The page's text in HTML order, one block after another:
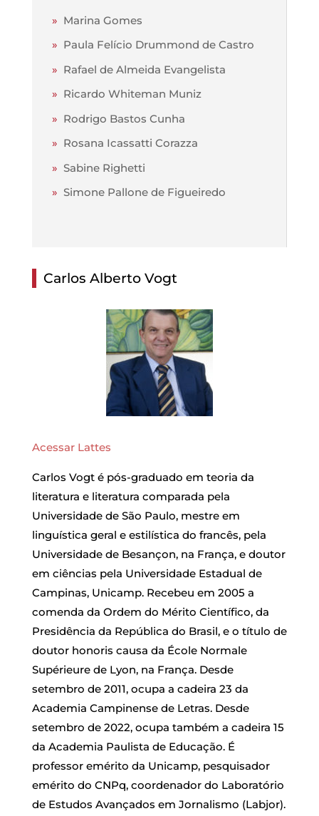
» Marina Gomes
» Paula Felício Drummond de Castro
» Rafael de Almeida Evangelista
» Ricardo Whiteman Muniz
» Rodrigo Bastos Cunha
» Rosana Icassatti Corazza
» Sabine Righetti
» Simone Pallone de Figueiredo
Carlos Alberto Vogt
Acessar Lattes
Carlos Vogt é pós-graduado em teoria da
literatura e literatura comparada pela
Universidade de São Paulo, mestre em
linguística geral e estilística do francês, pela
Universidade de Besançon, na França, e doutor
em ciências pela Universidade Estadual de
Campinas, Unicamp. Recebeu em 2005 a
comenda da Ordem do Mérito Científico, da
Presidência da República do Brasil, e o título de
doutor honoris causa da École Normale
Supérieure de Lyon, na França. Desde
setembro de 2011, ocupa a cadeira 23 da
Academia Campinense de Letras. Desde
setembro de 2022, ocupa também a cadeira 15
da Academia Paulista de Educação. É
professor emérito da Unicamp, pesquisador
emérito do CNPq, coordenador do Laboratório
de Estudos Avançados em Jornalismo (Labjor).